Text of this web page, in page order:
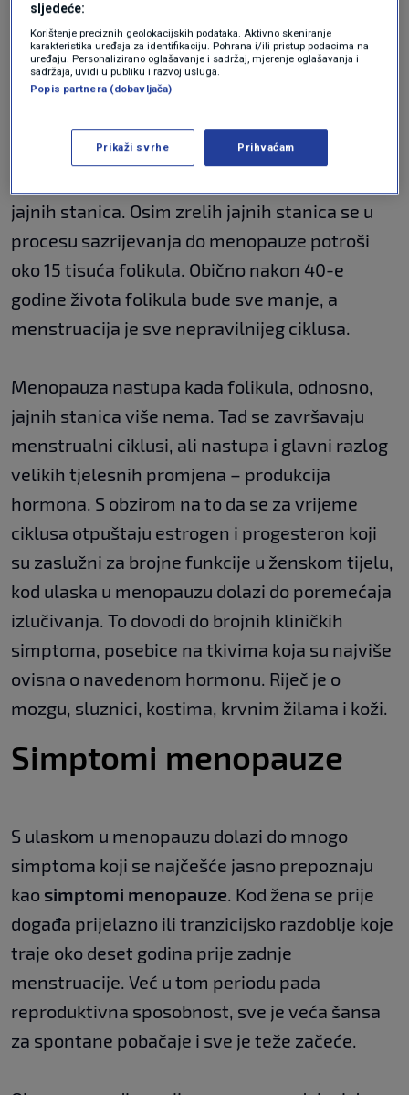
Proces starenja jajnika se ne može zaustaviti
jer on počinje već s rođenjem. Žene se rađaju s
oko milijun do dva folikula, a taj broj se već do
prve menstruacije smanjuje na oko 200 tisuća.
Žene u prosjeku imaju oko 400 ciklusa u životu
jajnih stanica. Osim zrelih jajnih stanica se u
procesu sazrijevanja do menopauze potroši
oko 15 tisuća folikula. Obično nakon 40-e
godine života folikula bude sve manje, a
menstruacija je sve nepravilnijeg ciklusa.
Menopauza nastupa kada folikula, odnosno,
jajnih stanica više nema. Tad se završavaju
menstrualni ciklusi, ali nastupa i glavni razlog
velikih tjelesnih promjena – produkcija
hormona. S obzirom na to da se za vrijeme
ciklusa otpuštaju estrogen i progesteron koji
su zaslužni za brojne funkcije u ženskom tijelu,
kod ulaska u menopauzu dolazi do poremećaja
izlučivanja. To dovodi do brojnih kliničkih
simptoma, posebice na tkivima koja su najviše
ovisna o navedenom hormonu. Riječ je o
mozgu, sluznici, kostima, krvnim žilama i koži.
Simptomi menopauze
S ulaskom u menopauzu dolazi do mnogo
simptoma koji se najčešće jasno prepoznaju
kao simptomi menopauze. Kod žena se prije
događa prijelazno ili tranzicijsko razdoblje koje
traje oko deset godina prije zadnje
menstruacije. Već u tom periodu pada
reproduktivna sposobnost, sve je veća šansa
za spontane pobačaje i sve je teže začeće.
sljedeće:
Korištenje preciznih geolokacijskih podataka. Aktivno skeniranje
karakteristika uređaja za identifikaciju. Pohrana i/ili pristup podacima na
uređaju. Personalizirano oglašavanje i sadržaj, mjerenje oglašavanja i
sadržaja, uvidi u publiku i razvoj usluga.
Popis partnera (dobavljača)
Prikaži svrhe Prihvaćam